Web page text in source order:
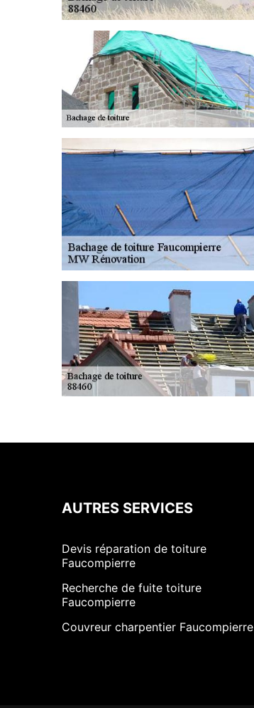
AUTRES SERVICES
Devis réparation de toiture
Faucompierre
Recherche de fuite toiture
Faucompierre
Couvreur charpentier Faucompierre